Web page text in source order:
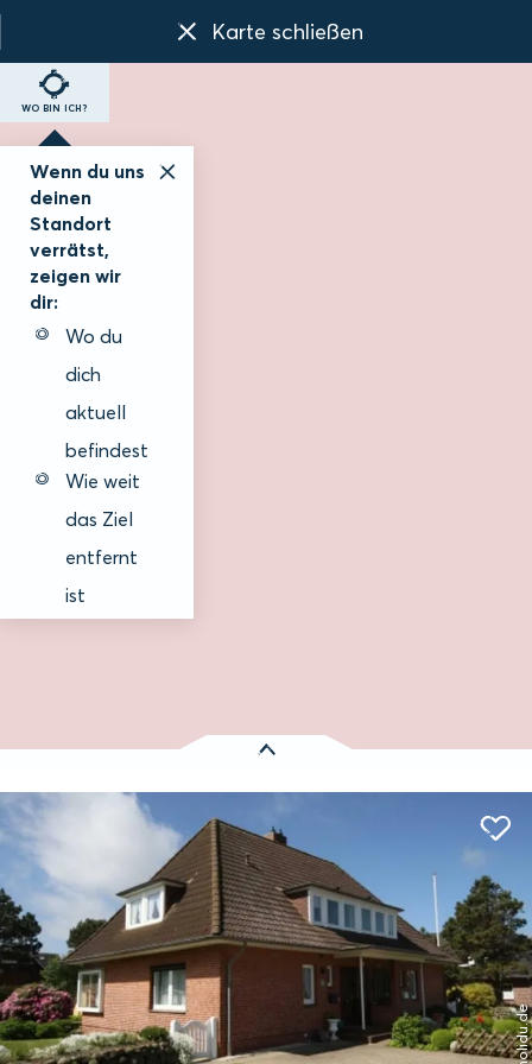
Karte schließen
WO BIN ICH?
Wenn du uns
deinen
Standort
verrätst,
zeigen wir
dir:
Wo du
dich
aktuell
befindest
Wie weit
das Ziel
entfernt
ist
Es wurden
Wenningstedt-Braderup auf
© holidu.de